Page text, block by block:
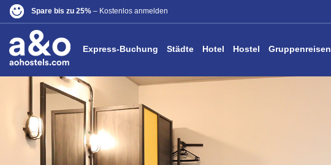
Spare bis zu 25% – Kostenlos anmelden
Express-Buchung Städte Hotel Hostel Gruppenreisen